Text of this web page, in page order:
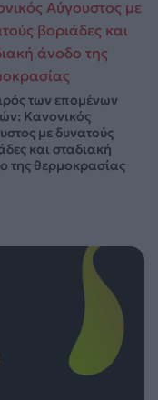
των επομένων
Κανονικός
με δυνατούς
και σταδιακή
της θερμοκρασίας